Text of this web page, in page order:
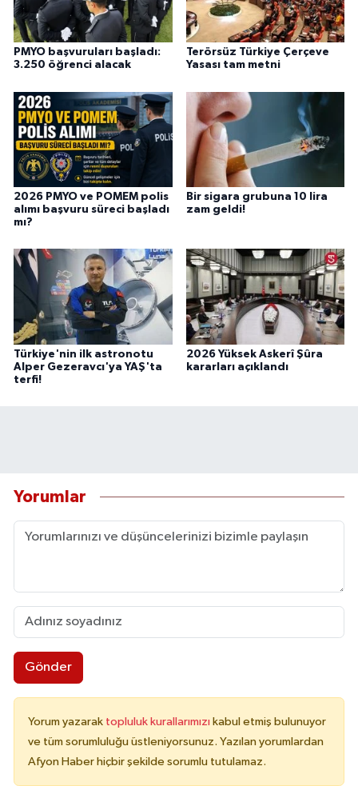
PMYO başvuruları başladı:
3.250 öğrenci alacak
Terörsüz Türkiye Çerçeve
Yasası tam metni
2026 PMYO ve POMEM polis
alımı başvuru süreci başladı
mı?
Bir sigara grubuna 10 lira
zam geldi!
Türkiye'nin ilk astronotu
Alper Gezeravcı'ya YAŞ'ta
terfi!
2026 Yüksek Askerî Şûra
kararları açıklandı
Yorumlar
Gönder
Yorum yazarak topluluk kurallarımızı kabul etmiş bulunuyor
ve tüm sorumluluğu üstleniyorsunuz. Yazılan yorumlardan
Afyon Haber hiçbir şekilde sorumlu tutulamaz.